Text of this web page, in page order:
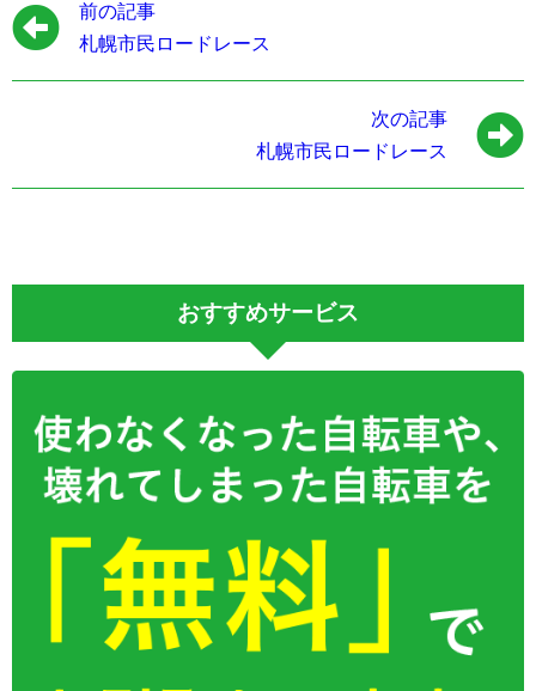
前の記事
札幌市民ロードレース
次の記事
札幌市民ロードレース
おすすめサービス